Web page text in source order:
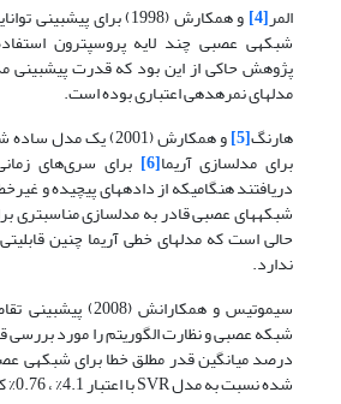
المر[4] و همکارش (1998) برای
شبکه­ی عصبی چند لایه پروسپترون
پژوهش حاکی از این بود که قدرت پیش­بینی
مدل­های نمره­دهی اعتباری بوده است.
هارنگ[5] و همکارش (2001) یک
برای مدل­سازی آریما[6] برای سری‌های
دریافتند هنگامیکه از داده­های پیچیده و
شبکه­های عصبی قادر به مدل­سازی مناسب­تری
حالی است که مدل­های خطی آریما چنین
ندارد.
سیموتیس و همکارانش
شبکه عصبی و نظارت الگوریتم را مورد بررسی
درصد میانگین قدر مطلق خطا برای شبکه­ی
شده نسبت به مدل SVR با اعتبار 4.1% ، 0.76% کمتر است.